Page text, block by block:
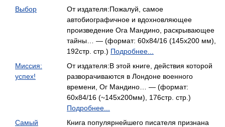
Выбор
От издателя:Пожалуй, самое
автобиографичное и вдохновляющее
произведение Ога Мандино, раскрывающее
тайны… — (формат: 60x84/16 (145х200 мм),
192стр. стр.) Подробнее...
Миссия:
успех!
От издателя:В этой книге, действия которой
разворачиваются в Лондоне военного
времени, Ог Мандино… — (формат:
60x84/16 (~145x200мм), 176стр. стр.)
Подробнее...
Самый
Книга популярнейшего писателя признана